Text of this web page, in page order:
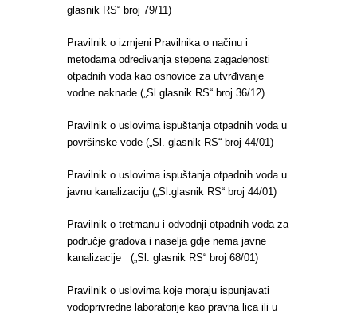
glasnik RS“ broj 79/11)
Pravilnik o izmjeni Pravilnika o načinu i
metodama određivanja stepena zagađenosti
otpadnih voda kao osnovice za utvrđivanje
vodne naknade („Sl.glasnik RS“ broj 36/12)
Pravilnik o uslovima ispuštanja otpadnih voda u
površinske vode („Sl. glasnik RS“ broj 44/01)
Pravilnik o uslovima ispuštanja otpadnih voda u
javnu kanalizaciju („Sl.glasnik RS“ broj 44/01)
Pravilnik o tretmanu i odvodnji otpadnih voda za
područje gradova i naselja gdje nema javne
kanalizacije („Sl. glasnik RS“ broj 68/01)
Pravilnik o uslovima koje moraju ispunjavati
vodoprivredne laboratorije kao pravna lica ili u